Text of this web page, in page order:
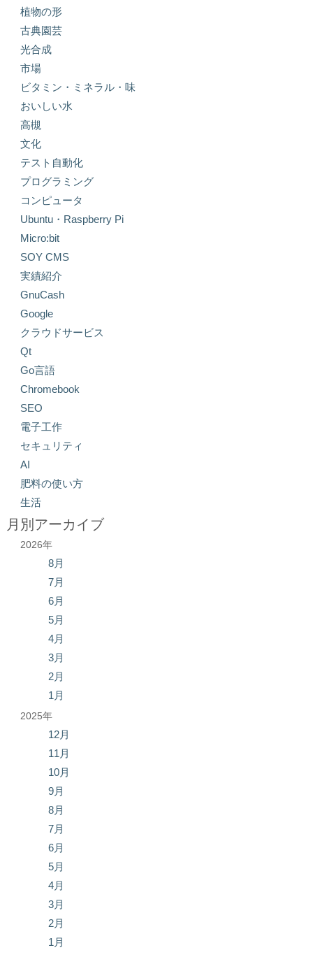
植物の形
古典園芸
光合成
市場
ビタミン・ミネラル・味
おいしい水
高槻
文化
テスト自動化
プログラミング
コンピュータ
Ubuntu・Raspberry Pi
Micro:bit
SOY CMS
実績紹介
GnuCash
Google
クラウドサービス
Qt
Go言語
Chromebook
SEO
電子工作
セキュリティ
AI
肥料の使い方
生活
月別アーカイブ
2026年
8月
7月
6月
5月
4月
3月
2月
1月
2025年
12月
11月
10月
9月
8月
7月
6月
5月
4月
3月
2月
1月